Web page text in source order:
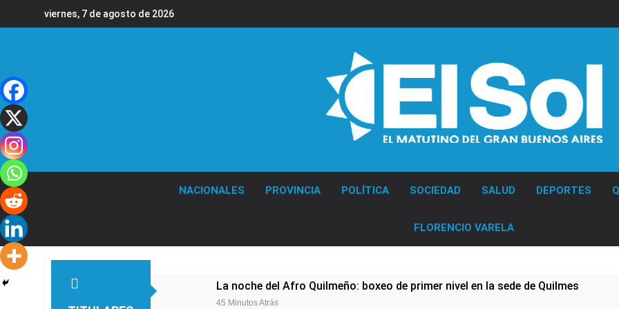
viernes, 7 de agosto de 2026
NACIONALES PROVINCIA POLÍTICA SOCIEDAD SALUD DEPORTES
FLORENCIO VARELA
La noche del Afro Quilmeño: boxeo de primer nivel en la sede de Quilmes
45 Minutos Atrás